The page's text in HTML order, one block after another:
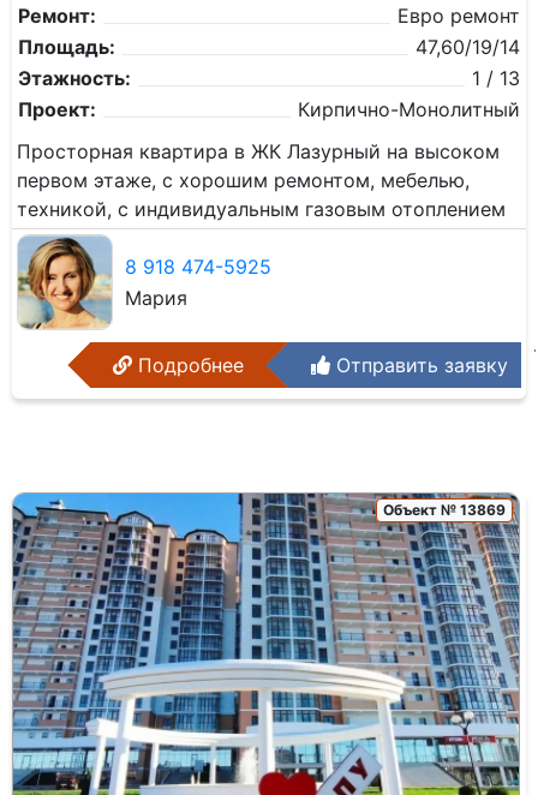
Ремонт:
Евро ремонт
Площадь:
47,60/19/14
Этажность:
1 / 13
Проект:
Кирпично-Монолитный
Просторная квартира в ЖК Лазурный на высоком
первом этаже, с хорошим ремонтом, мебелью,
техникой, с индивидуальным газовым отоплением
8 918 474-5925
Мария
Подробнее Отправить заявку
Объект № 13869